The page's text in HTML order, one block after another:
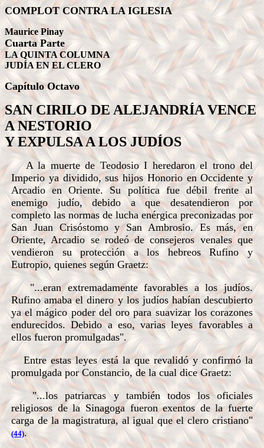
COMPLOT CONTRA LA IGLESIA
Maurice Pinay
Cuarta Parte
LA QUINTA COLUMNA
JUDÍA EN EL CLERO
CapítuloOctavo
SAN CIRILO DE ALEJANDRÍA VENCE
A NESTORIO
Y EXPULSA A LOS JUDÍOS
A la muerte de Teodosio I heredaron el trono del
Imperio ya dividido, sus hijos Honorio en Occidente y
Arcadio en Oriente. Su política fue débil frente al
enemigo judío, debido a que desatendieron por
completo las normas de lucha enérgica preconizadas por
San Juan Crisóstomo y San Ambrosio. Es más, en
Oriente, Arcadio se rodeó de consejeros venales que
vendieron su protección a los hebreos Rufino y
Eutropio, quienes según Graetz:
"...eran extremadamente favorables a los judíos.
Rufino amaba el dinero y los judíos habían descubierto
ya el mágico poder del oro para suavizar los corazones
endurecidos. Debido a eso, varias leyes favorables a
ellos fueron promulgadas".
Entre estas leyes está la que revalidó y confirmó la
promulgada por Constancio, de la cual dice Graetz:
"...los patriarcas y también todos los oficiales
religiosos de la Sinagoga fueron exentos de la fuerte
carga de la magistratura, al igual que el clero cristiano"
(44).